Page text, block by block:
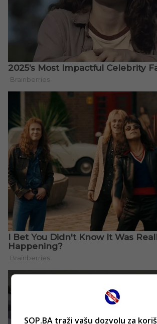
SOP.BA traži vašu dozvolu za